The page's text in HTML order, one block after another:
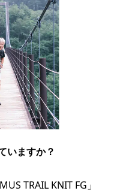
いますか？
TRAIL KNIT FG」